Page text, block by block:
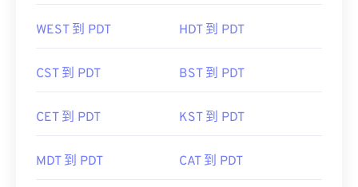
WEST 到 PDT HDT 到 PDT
CST 到 PDT BST 到 PDT
CET 到 PDT KST 到 PDT
MDT 到 PDT CAT 到 PDT